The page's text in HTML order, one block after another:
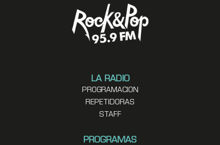
LA RADIO
PROGRAMACION
REPETIDORAS
STAFF
PROGRAMAS